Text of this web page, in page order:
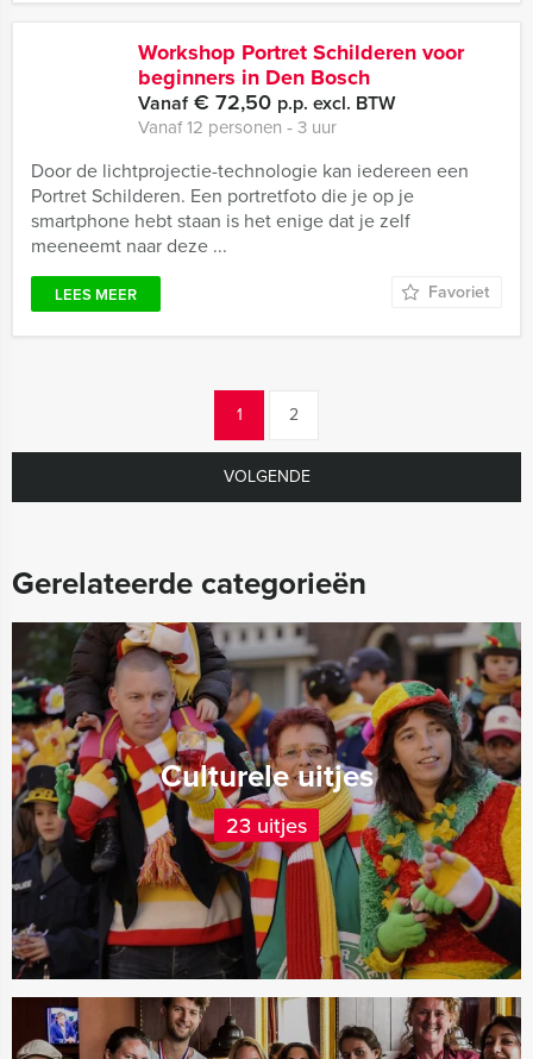
Workshop Portret Schilderen voor
beginners in Den Bosch
Vanaf€ 72,50 p.p. excl. BTW
Vanaf 12 personen ‐ 3 uur
Door de lichtprojectie-technologie kan iedereen een
Portret Schilderen. Een portretfoto die je op je
smartphone hebt staan is het enige dat je zelf
meeneemt naar deze ...
LEES MEER Favoriet
1 2
VOLGENDE
Gerelateerde categorieën
Culturele uitjes
23 uitjes